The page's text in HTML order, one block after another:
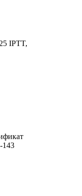
IPTT,
143